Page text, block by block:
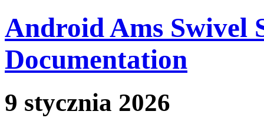
Android Ams Swivel
Documentation
9 stycznia 2026